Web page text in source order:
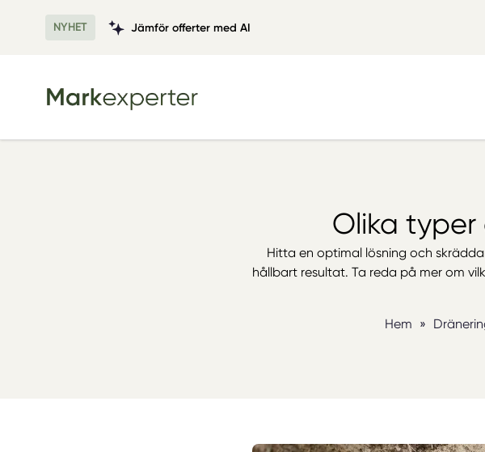
NYHET Jämför offerter med AI
Olika typer
Hitta en optimal lösning och
hållbart resultat. Ta reda på mer om
Hem »